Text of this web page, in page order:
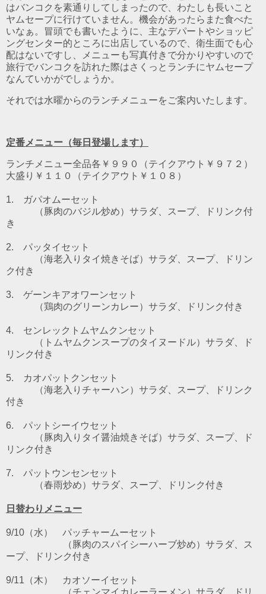
はバンコクを素通りしてしまったので、わたしも長いこと
ヤムセープに行けていません。機会があったらまた食べた
いなぁ。冒頭でも書いたように、主なデパートやショッピ
ングセンター的ところに出店しているので、衛生面でも心
配はないですし、メニューも写真付きで分かりやすいので
旅行でバンコクを訪れた際はさくっとランチにヤムセープ
なんていかがでしょうか。
それでは水曜からのランチメニューをご案内いたします。
定番メニュー（毎日登場します）
ランチメニュー全品各￥９９０（テイクアウト￥９７２）
大盛り￥１１０（テイクアウト￥１０８）
1. ガパオムーセット
（豚肉のバジル炒め） サラダ、スープ、ドリンク付
き
2. パッタイセット
（海老入りタイ焼きそば） サラダ、スープ、ドリン
ク付き
3. ゲーンキアオワーンセット
（鶏肉のグリーンカレー） サラダ、ドリンク付き
4. センレックトムヤムクンセット
（トムヤムクンスープのタイヌードル） サラダ、ド
リンク付き
5. カオパットクンセット
（海老入りチャーハン）サラダ、スープ、ドリンク
付き
6. パットシーイウセット
（豚肉入りタイ醤油焼きそば）サラダ、スープ、ド
リンク付き
7. パットウンセンセット
（春雨炒め）サラダ、スープ、ドリンク付き
日替わりメニュー
9/10（水） パッチャームーセット
（豚肉のスパイシーハーブ炒め）サラダ、ス
ープ、ドリンク付き
9/11（木） カオソーイ セット
（チェンマイカレーラーメン）サラダ、ドリ